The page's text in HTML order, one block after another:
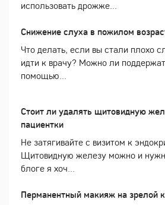
использовать дрожже...
Снижение слуха в пожилом
Что делать, если вы стали плохо
идти к врачу? Можно ли
помощью...
Стоит ли удалять щитовидную
пациентки
Не затягивайте с визитом к
Щитовидную железу можно и
блоге я хоч...
Перманентный макияж на зрелой